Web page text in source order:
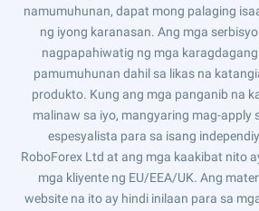
namumuhunan, dapat mong palaging
ng iyong karanasan. Ang mga
nagpapahiwatig ng mga
pamumuhunan dahil sa likas na
produkto. Kung ang mga panganib na
malinaw sa iyo, mangyaring mag-apply
espesyalista para sa isang
RoboForex Ltd at ang mga kaakibat nito
mga kliyente ng EU/EEA/UK. Ang
website na ito ay hindi inilaan para sa